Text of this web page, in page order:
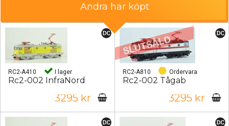
Andra har köpt
RC2-A410 I lager
Rc2-002 InfraNord
3295 kr
RC2-A810 Ordervara
Rc2-002 Tågab
3295 kr